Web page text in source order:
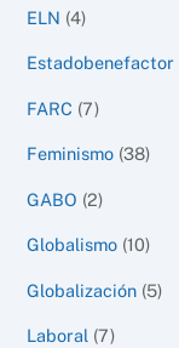
ELN (4)
Estadobenefactor
FARC (7)
Feminismo (38)
GABO (2)
Globalismo (10)
Globalización (5)
Laboral (7)